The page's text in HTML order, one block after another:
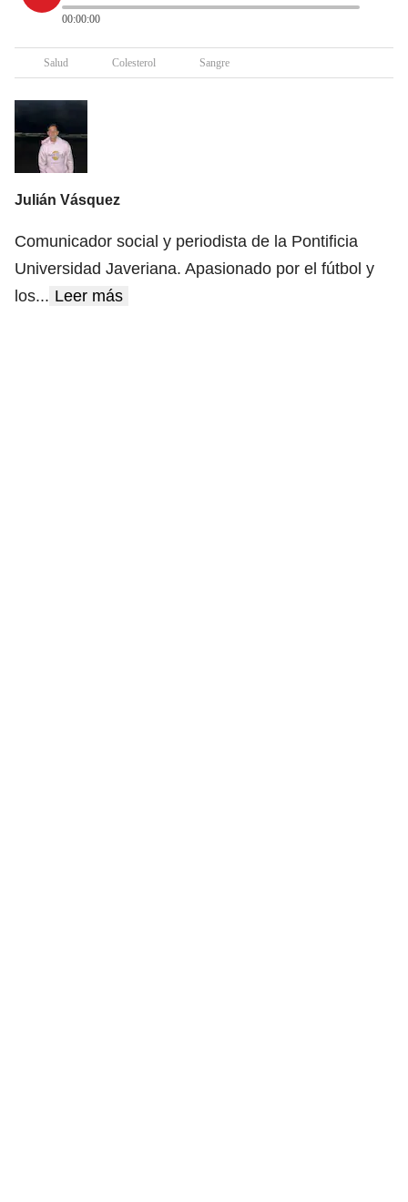
00:00:00
Salud Colesterol Sangre
Julián Vásquez
Comunicador social y periodista de la Pontificia
Universidad Javeriana. Apasionado por el fútbol y
los... Leer más